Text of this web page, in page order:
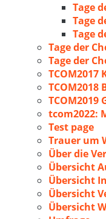
Tage
Tage
Tage
Tage der
Tage der
TCOM2017
TCOM2018
TCOM2019
tcom2022:
Test page
Trauer um
Über die
Übersicht
Übersicht
Übersicht
Übersicht